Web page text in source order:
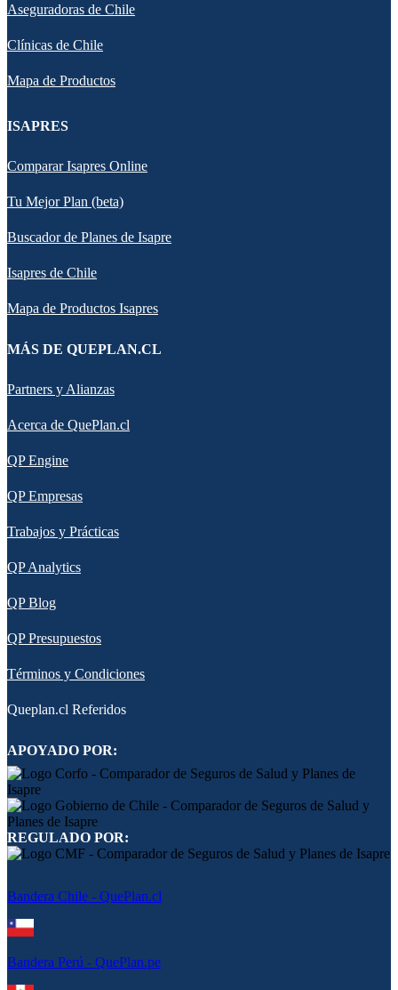
Aseguradoras de Chile
Clínicas de Chile
Mapa de Productos
ISAPRES
Comparar Isapres Online
Tu Mejor Plan (beta)
Buscador de Planes de Isapre
Isapres de Chile
Mapa de Productos Isapres
MÁS DE QUEPLAN.CL
Partners y Alianzas
Acerca de QuePlan.cl
QP Engine
QP Empresas
Trabajos y Prácticas
QP Analytics
QP Blog
QP Presupuestos
Términos y Condiciones
Queplan.cl Referidos
APOYADO POR:
REGULADO POR:
Bandera Chile - QuePlan.cl
Bandera Perú - QuePlan.pe